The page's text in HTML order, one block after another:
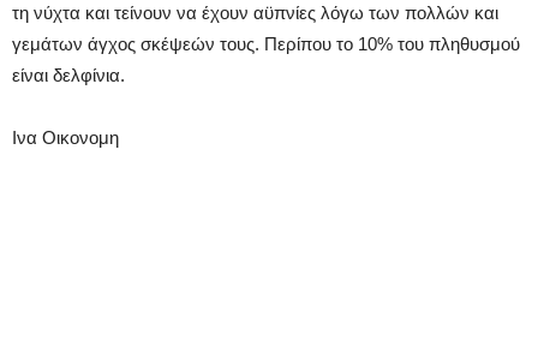
τη νύχτα και τείνουν να έχουν αϋπνίες λόγω των πολλών και
γεμάτων άγχος σκέψεών τους. Περίπου το 10% του πληθυσμού
είναι δελφίνια.
Ινα Οικονομη